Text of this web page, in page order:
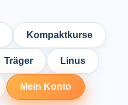
Kompaktkurse
Träger Linus
Mein Konto